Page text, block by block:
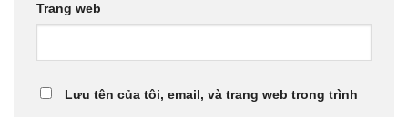
Trang web
Lưu tên của tôi, email, và trang web trong trình